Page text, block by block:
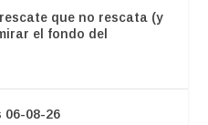
que no rescata (y
el fondo del
08-26